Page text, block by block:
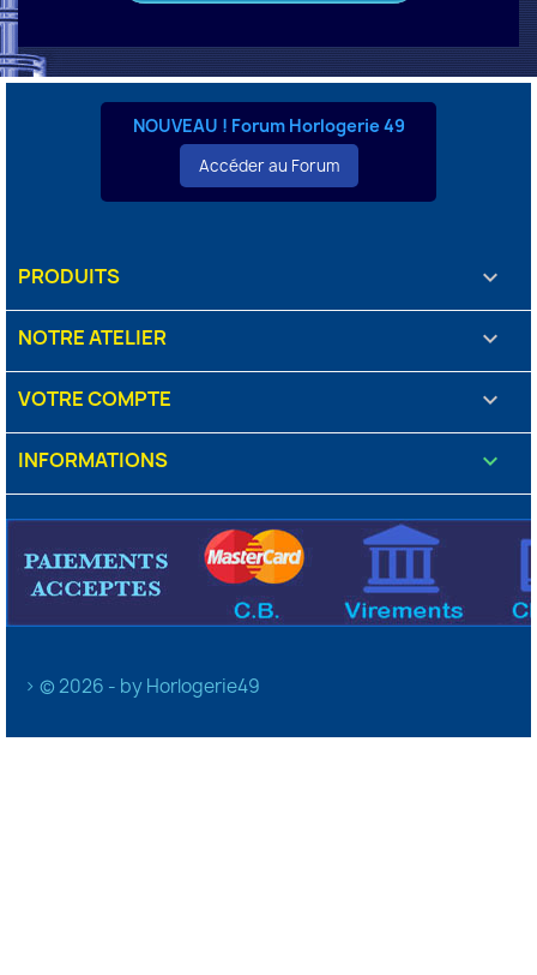
NOUVEAU ! Forum Horlogerie 49
Accéder au Forum
PRODUITS 
NOTRE ATELIER 
VOTRE COMPTE 
INFORMATIONS keyboard_arrow_down
> © 2026 - by Horlogerie49